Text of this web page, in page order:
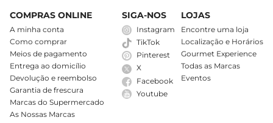
COMPRAS ONLINE
A minha conta
Como comprar
Meios de pagamento
Entrega ao domicílio
Devolução e reembolso
Garantia de frescura
Marcas do Supermercado
As Nossas Marcas
SIGA-NOS
Instagram
TikTok
Pinterest
X
Facebook
Youtube
LOJAS
Encontre uma loja
Localização e Horários
Gourmet Experience
Todas as Marcas
Eventos